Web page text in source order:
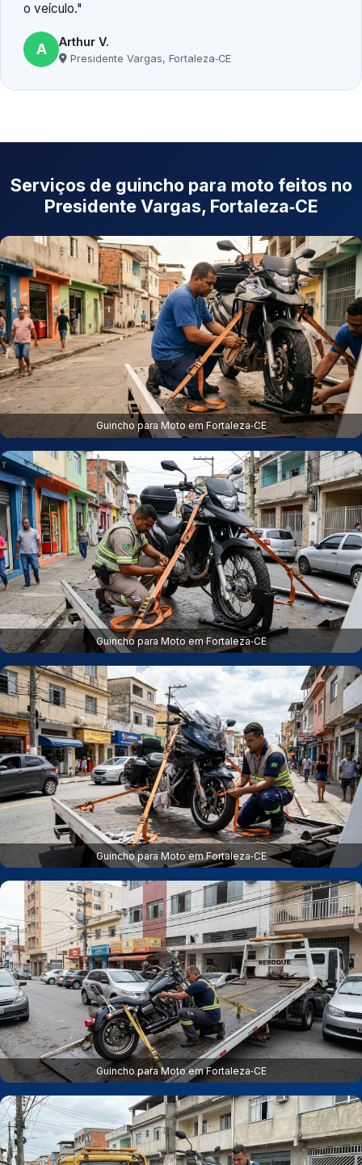
o veículo.
A Arthur V.
Presidente Vargas, Fortaleza‑CE
Serviços de guincho para moto feitos no
Presidente Vargas, Fortaleza‑CE
Guincho para Moto em Fortaleza‑CE
Guincho para Moto em Fortaleza‑CE
Guincho para Moto em Fortaleza‑CE
Guincho para Moto em Fortaleza‑CE